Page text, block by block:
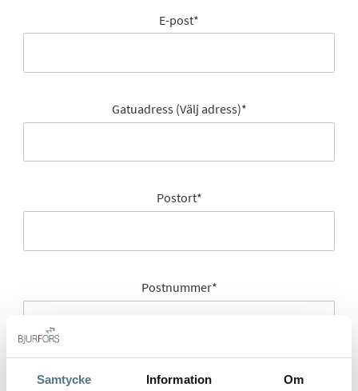
Samtycke Information Om
E-post*
Gatuadress (Välj adress)*
Postort*
Postnummer*